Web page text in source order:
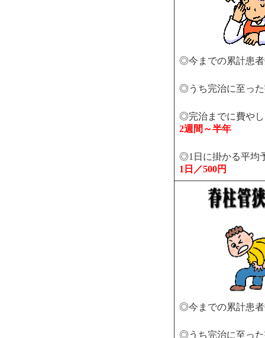
◎今までの累計患
◎うち完治に至っ
◎完治までに費や
2週間～半年
◎1日に掛かる平均
1日／500円
◎今までの累計患
◎うち完治に至っ